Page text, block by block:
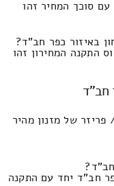
סוכך המחיר זהו
באיזור כפר חב"ד?
התקנה המחירון זהו
חב"ד
של מזנון מהיר
חב"ד יחד עם התקנה